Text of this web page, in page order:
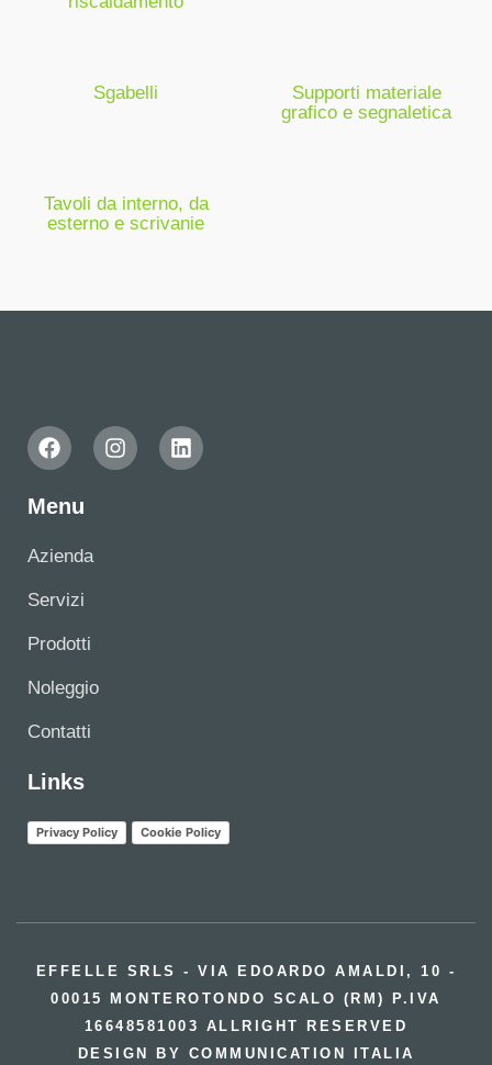
Sgabelli
Supporti materiale
grafico e segnaletica
Tavoli da interno, da
esterno e scrivanie
Menu
Azienda
Servizi
Prodotti
Noleggio
Contatti
Links
Privacy Policy Cookie Policy
EFFELLE SRLS - VIA EDOARDO AMALDI, 10 -
00015 MONTEROTONDO SCALO (RM) P.IVA
16648581003 ALLRIGHT RESERVED
DESIGN BY COMMUNICATION ITALIA